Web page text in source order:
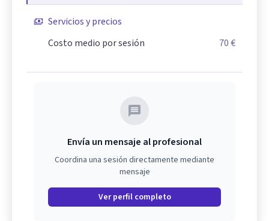
Servicios y precios
Costo medio por sesión
70 €
Envía un mensaje al profesional
Coordina una sesión directamente mediante
mensaje
Ver perfil completo